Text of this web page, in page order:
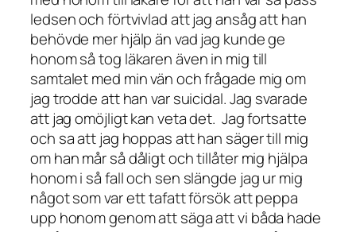
ledsen och förtvivlad att jag ansåg att han
behövde mer hjälp än vad jag kunde ge
honom så tog läkaren även in mig till
samtalet med min vän och frågade mig om
jag trodde att han var suicidal. Jag svarade
att jag omöjligt kan veta det. Jag fortsatte
och sa att jag hoppas att han säger till mig
om han mår så dåligt och tillåter mig hjälpa
honom i så fall och sen slängde jag ur mig
något som var ett tafatt försök att peppa
upp honom genom att säga att vi båda hade